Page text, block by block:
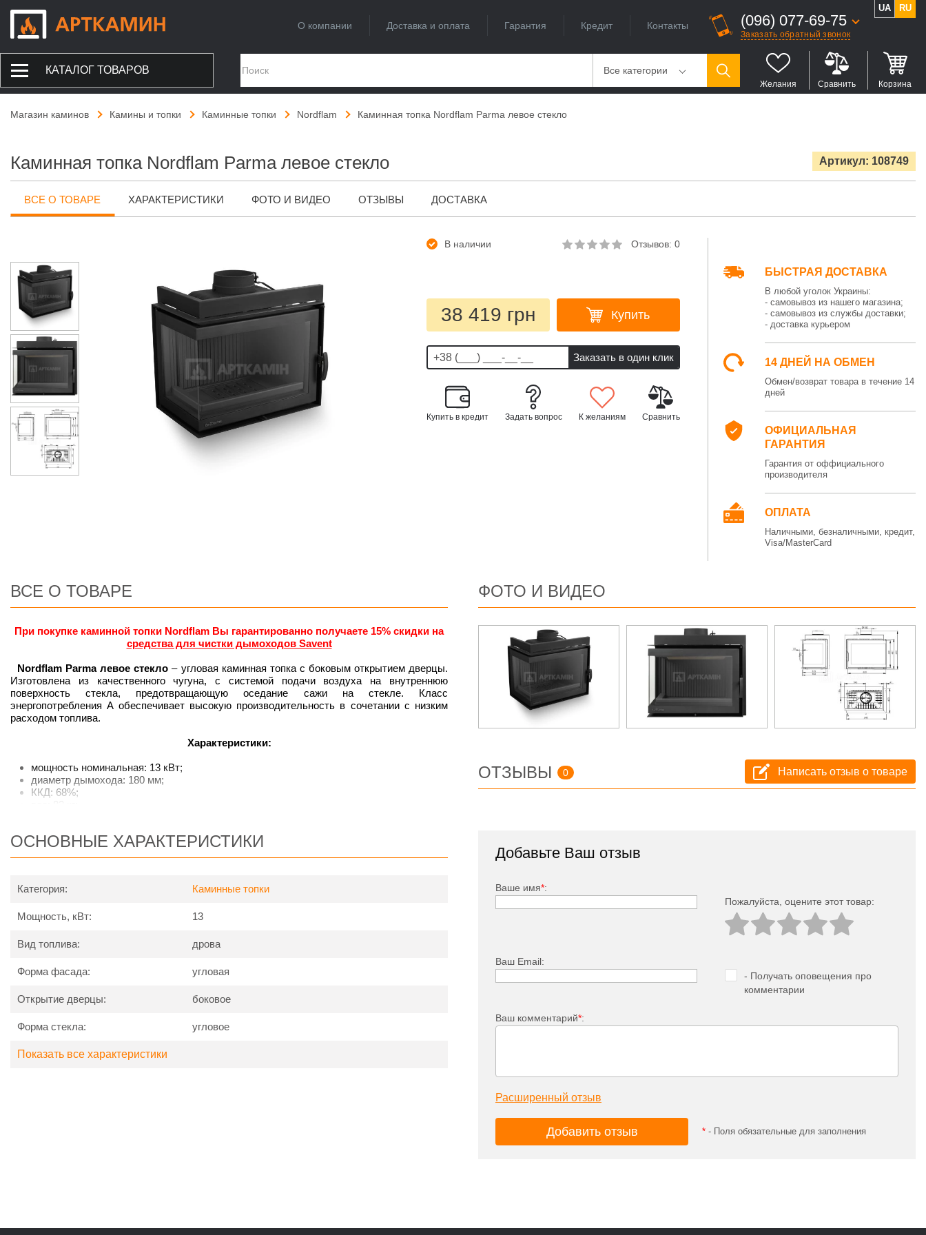
О компании Доставка и оплата Гарантия Кредит Контакты (096) 077-69-75
Заказать обратный звонок
UA RU
КАТАЛОГ ТОВАРОВ Все категории
Желания Сравнить Корзина
Магазин каминов Камины и топки Каминные топки Nordflam Каминная топка Nordflam Parma левое стекло
Каминная топка Nordflam Parma левое стекло Артикул: 108749
ВСЕ О ТОВАРЕ ХАРАКТЕРИСТИКИ ФОТО И ВИДЕО ОТЗЫВЫ ДОСТАВКА
В наличии Отзывов: 0
38 419 грн Купить
Купить в кредит Задать вопрос К желаниям Сравнить
БЫСТРАЯ ДОСТАВКА
В любой уголок Украины:
- самовывоз из нашего магазина;
- самовывоз из службы доставки;
- доставка курьером
14 ДНЕЙ НА ОБМЕН
Обмен/возврат товара в течение 14
дней
ОФИЦИАЛЬНАЯ
ГАРАНТИЯ
Гарантия от оффициального
производителя
ОПЛАТА
Наличными, безналичными, кредит,
Visa/MasterCard
ВСЕ О ТОВАРЕ
При покупке каминной топки Nordflam Вы гарантированно получаете 15% скидки на
средства для чистки дымоходов Savent
Nordflam Parma левое стекло– угловая каминная топка с боковым открытием дверцы.
Изготовлена из качественного чугуна, с системой подачи воздуха на внутреннюю
поверхность стекла, предотвращающую оседание сажи на стекле. Класс
энергопотребления A обеспечивает высокую производительность в сочетании с низким
расходом топлива.
Характеристики:
мощность номинальная: 13 кВт;
диаметр дымохода: 180 мм;
ККД: 68%;
отапливаемая плошадь: 130 м2;
ОСНОВНЫЕ ХАРАКТЕРИСТИКИ
Категория: Каминные топки
Мощность, кВт: 13
Вид топлива: дрова
Форма фасада: угловая
Открытие дверцы: боковое
Форма стекла: угловое
Показать все характеристики
ФОТО И ВИДЕО
ОТЗЫВЫ 0 Написать отзыв о товаре
Добавьте Ваш отзыв
Ваше имя*:
Пожалуйста, оцeните этот товар:
Ваш Email:
- Получать оповещения про
комментарии
Ваш комментарий*:
Расширенный отзыв
* - Поля обязательные для заполнения